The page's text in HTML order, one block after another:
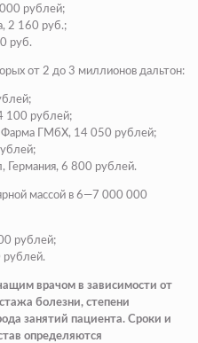
рублей;
2 160 руб.;
руб.
от 2 до 3 миллионов дальтон:
100 рублей;
ГМбХ, 14 050 рублей;
Германия, 6 800 рублей.
массой в 6—7 000 000
рублей;
рублей.
врачом в зависимости от
болезни, степени
занятий пациента. Сроки и
определяются